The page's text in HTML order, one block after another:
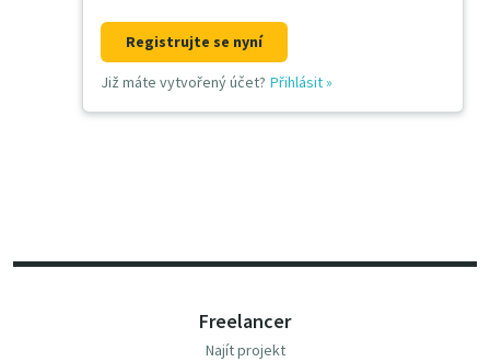
Registrujte se nyní
Již máte vytvořený účet? Přihlásit»
Freelancer
Najít projekt